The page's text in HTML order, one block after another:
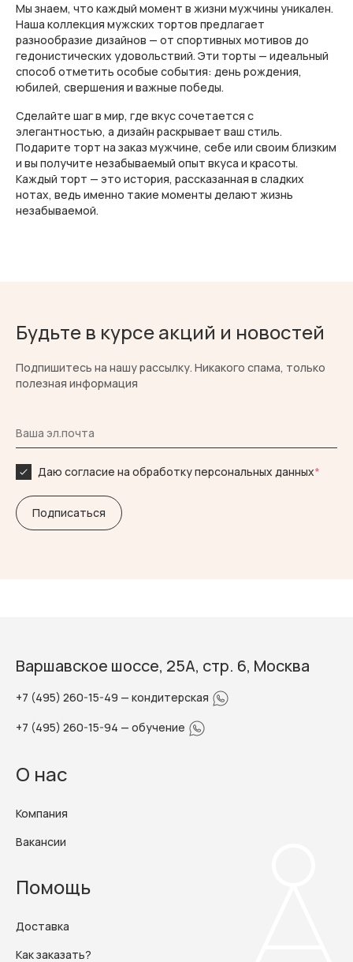
Мы знаем, что каждый момент в жизни мужчины уникален.
Наша коллекция мужских тортов предлагает
разнообразие дизайнов — от спортивных мотивов до
гедонистических удовольствий. Эти торты — идеальный
способ отметить особые события: день рождения,
юбилей, свершения и важные победы.
Сделайте шаг в мир, где вкус сочетается с
элегантностью, а дизайн раскрывает ваш стиль.
Подарите торт на заказ мужчине, себе или своим близким
и вы получите незабываемый опыт вкуса и красоты.
Каждый торт — это история, рассказанная в сладких
нотах, ведь именно такие моменты делают жизнь
незабываемой.
Будьте в курсе акций и новостей
Подпишитесь на нашу рассылку. Никакого спама, только
полезная информация
Даю согласие на обработку персональных данных*
Варшавское шоссе, 25А, стр. 6, Москва
+7 (495) 260-15-49 — кондитерская
+7 (495) 260-15-94 — обучение
О нас
Компания
Вакансии
Помощь
Доставка
Как заказать?